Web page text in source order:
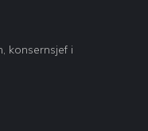
konsernsjef i